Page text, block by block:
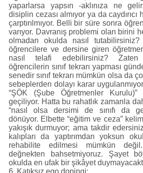
yaparlarsa yapsın -aklınıza ne
disiplin cezası almıyor ya da
çarptırılmıyor. Belli bir süre sonra
varıyor. Davranış problemi olan birini
olmadan okulda nasıl tutabilirsiniz?
öğrencilere ve dersine giren
nasıl telafi edebilirsiniz? Zaten
öğrencilerin sınıf tekrarı yapması
senedir sınıf tekrarı mümkün olsa da
sebeplerden dolayı karar
“ŞÖK (Şube Öğretmenler
geçiliyor. Hatta bu rahatlık zamanla
“nasıl olsa dersimi de sınıfı da
dönüyor. Elbette “eğitim ve ceza”
yakışık durmuyor; ama takdir
kalıpları da yaptırımdan yoksun
rehabilite edilmesi mümkün
değnekten bahsetmiyoruz. Şayet
okulda en ufak bir şikâyet